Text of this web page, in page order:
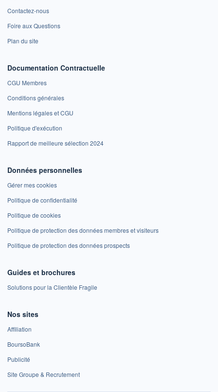
Contactez-nous
Foire aux Questions
Plan du site
Documentation Contractuelle
CGU Membres
Conditions générales
Mentions légales et CGU
Politique d'exécution
Rapport de meilleure sélection 2024
Données personnelles
Gérer mes cookies
Politique de confidentialité
Politique de cookies
Politique de protection des données membres et visiteurs
Politique de protection des données prospects
Guides et brochures
Solutions pour la Clientèle Fragile
Nos sites
Affiliation
BoursoBank
Publicité
Site Groupe & Recrutement